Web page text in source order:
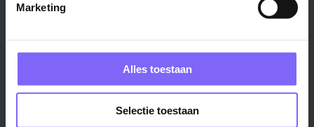
Marketing
Alles toestaan
Selectie toestaan
ICT ›
Productiemedewerker ›
Onderwijsassistent ›
Alle functies ›